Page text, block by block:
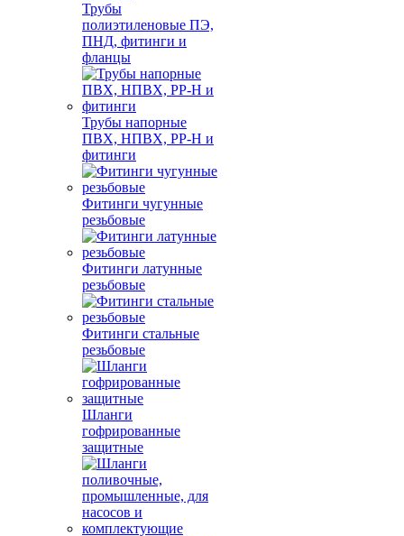
Трубы
полиэтиленовые ПЭ,
ПНД, фитинги и
фланцы
Трубы напорные
ПВХ, НПВХ, PP-H и
фитинги
Фитинги чугунные
резьбовые
Фитинги латунные
резьбовые
Фитинги стальные
резьбовые
Шланги
гофрированные
защитные